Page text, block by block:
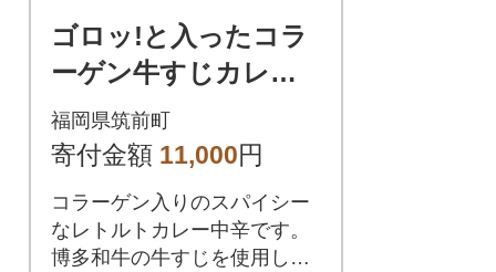
ゴロッ!と入ったコラ
ーゲン牛すじカレー5
食セット(筑前町)
福岡県筑前町
寄付金額 11,000円
コラーゲン入りのスパイシー
なレトルトカレー中辛です。
博多和牛の牛すじを使用して